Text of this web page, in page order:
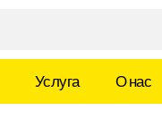
Услуга О нас